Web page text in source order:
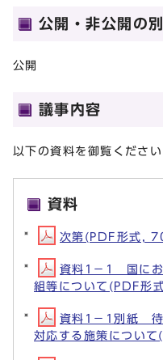
公開・非公開の別
公開
議事内容
以下の資料を御覧ください
資料
次第(PDF形式,
資料1－1 国にお
組等について(PDF形
資料1－1別紙 待
対応する施策につい